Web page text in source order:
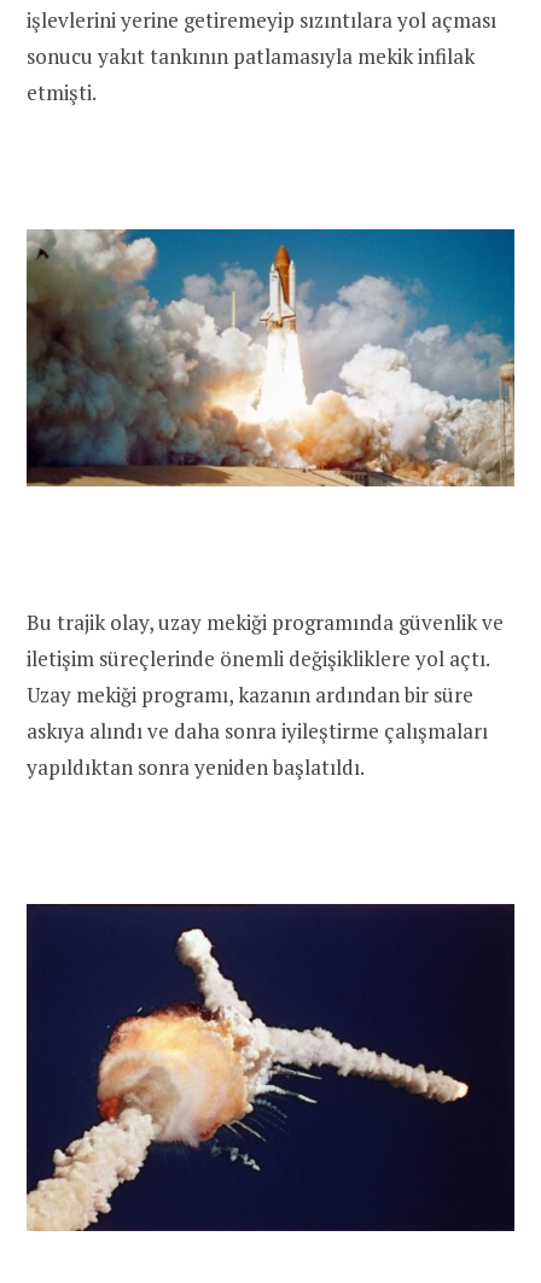
işlevlerini yerine getiremeyip sızıntılara yol açması
sonucu yakıt tankının patlamasıyla mekik infilak
etmişti.
Bu trajik olay, uzay mekiği programında güvenlik ve
iletişim süreçlerinde önemli değişikliklere yol açtı.
Uzay mekiği programı, kazanın ardından bir süre
askıya alındı ve daha sonra iyileştirme çalışmaları
yapıldıktan sonra yeniden başlatıldı.